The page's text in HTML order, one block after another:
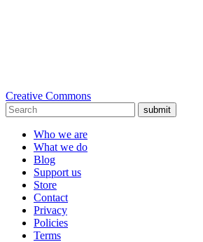
Creative Commons
submit
Who we are
What we do
Blog
Support us
Store
Contact
Privacy
Policies
Terms